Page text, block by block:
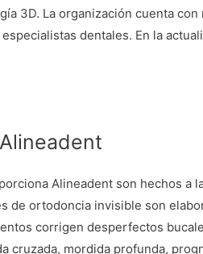
3D. La organización cuenta
dentales. En la
Alineadent son hechos a
de ortodoncia invisible son
corrigen desperfectos
cruzada, mordida profunda,